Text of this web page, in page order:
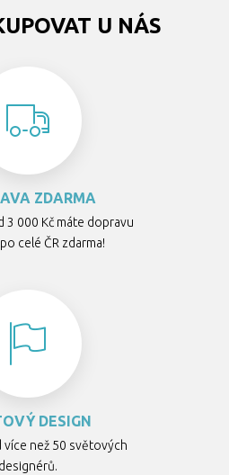
U NÁS
ZDARMA
3 000 Kč máte dopravu
celé ČR zdarma!
DESIGN
více než 50 světových
designérů.